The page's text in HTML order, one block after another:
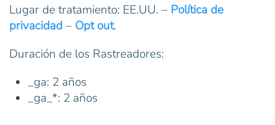
Lugar de tratamiento: EE.UU. – Política de
privacidad– Opt out.
Duración de los Rastreadores:
_ga: 2 años
_ga_*: 2 años